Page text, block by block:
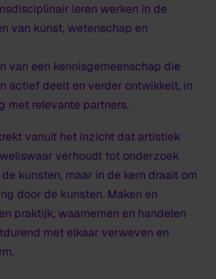
leren werken in de
van kunst, wetenschap en
van een kennisgemeenschap die
actief deelt en verder ontwikkelt, in
met relevante partners.
vanuit het inzicht dat artistiek
verhoudt tot onderzoek
de kunsten, maar in de kern draait om
door de kunsten. Maken en
praktijk, waarnemen en handelen
met elkaar verweven en